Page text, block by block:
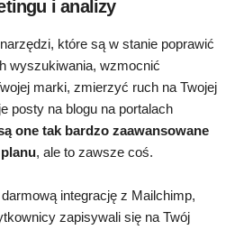
i analizy
które są w stanie poprawić
wyszukiwania, wzmocnić
marki, zmierzyć ruch na Twojej
posty na blogu na portalach
one tak bardzo zaawansowane
, ale to zawsze coś.
integrację z Mailchimp,
zapisywali się na Twój